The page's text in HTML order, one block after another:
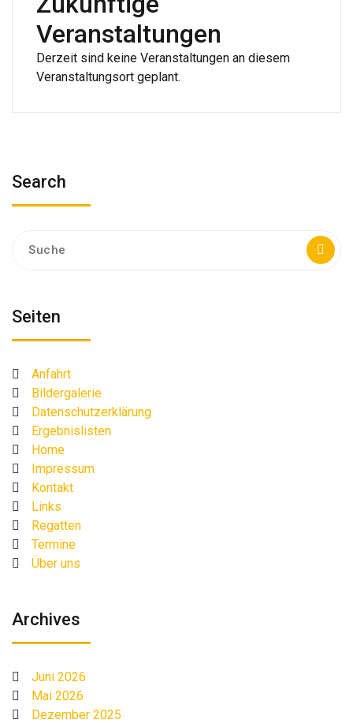
Veranstaltungen
Derzeit sind keine Veranstaltungen an diesem
Veranstaltungsort geplant.
Search
nach:
Seiten
Anfahrt
Bildergalerie
Datenschutzerklärung
Ergebnislisten
Home
Impressum
Kontakt
Links
Regatten
Termine
Über uns
Archives
Juni 2026
Mai 2026
Dezember 2025